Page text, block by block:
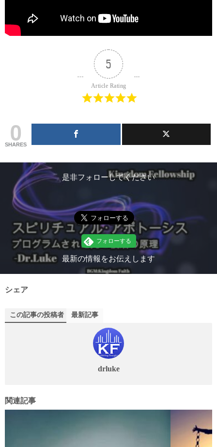
5
Article Rating
0
SHARES
是非フォローしてください
最新の情報をお伝えします
シェア
この記事の投稿者 最新記事
drluke
関連記事